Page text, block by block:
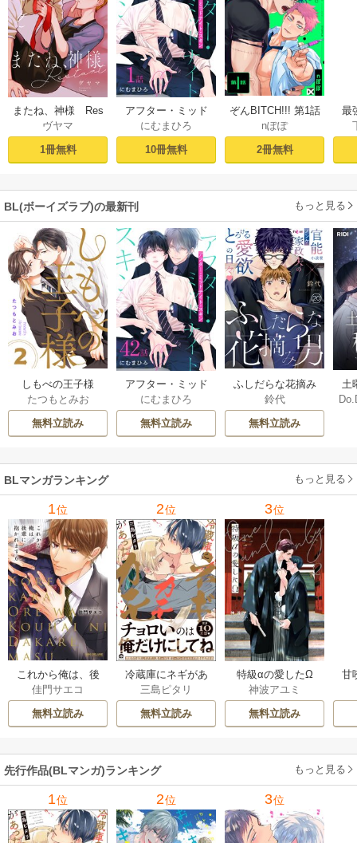
またね、神様 Res
tart［ばら売り］
プロローグ
ヴヤマ
1冊無料
アフター・ミッド
ナイト・スキン
［ばら売り］ 第1話
にむまひろ
10冊無料
ぞんBITCH!!! 第1話
nぽぽ
2冊無料
最
BL(ボーイズラブ)の最新刊 もっと見る
しもべの王子様
【描き下ろしおま
け付き特装版】 2巻
たつもとみお
無料立読み
アフター・ミッド
ナイト・スキン
［ばら売り］ 42巻
にむまひろ
無料立読み
ふしだらな花摘み
男 20巻
鈴代
無料立読み
土
上
BLマンガランキング もっと見る
1位
これから俺は、後
輩に抱かれます
佳門サエコ
無料立読み
2位
冷蔵庫にネギがあ
ったカモ
三島ピタリ
無料立読み
3位
特級αの愛したΩ
神波アユミ
無料立読み
甘
先行作品(BLマンガ)ランキング もっと見る
1位 2位 3位